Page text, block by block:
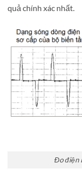
quả chính xác nhất.
Đo điện